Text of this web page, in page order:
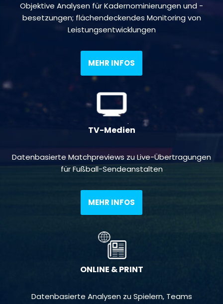
Objektive Analysen für Kadernominierungen und -
besetzungen; flächendeckendes Monitoring von
Leistungsentwicklungen
MEHR INFOS
TV-Medien
Datenbasierte Matchpreviews zu Live-Übertragungen
für Fußball-Sendeanstalten
MEHR INFOS
ONLINE & PRINT
Datenbasierte Analysen zu Spielern, Teams